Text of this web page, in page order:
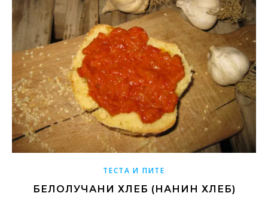
ТЕСТА И ПИТЕ
БЕЛОЛУЧАНИ ХЛЕБ (НАНИН ХЛЕБ)